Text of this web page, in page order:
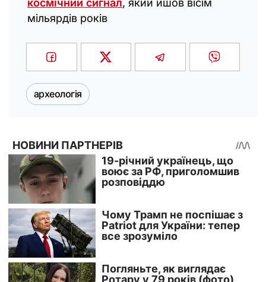
космічний сигнал, який йшов вісім
мільярдів років
археологія